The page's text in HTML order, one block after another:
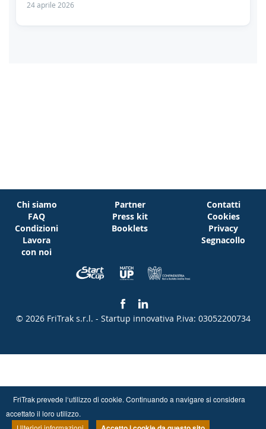
24 aprile 2026
Chi siamo
FAQ
Condizioni
Lavora
con noi
Partner
Press kit
Booklets
Contatti
Cookies
Privacy
Segnacollo
© 2026 FriTrak s.r.l. - Startup innovativa P.iva: 03052200734
FriTrak prevede l‘utilizzo di cookie. Continuando a navigare si considera
accettato il loro utilizzo.